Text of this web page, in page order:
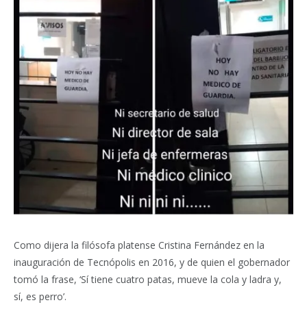
Como dijera la filósofa platense Cristina Fernández en la
inauguración de Tecnópolis en 2016, y de quien el gobernador
tomó la frase, ‘Sí tiene cuatro patas, mueve la cola y ladra y,
sí, es perro’.